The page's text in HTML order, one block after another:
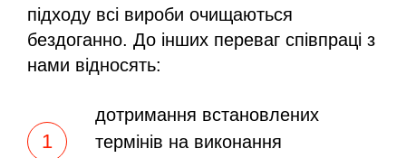
підходу всі вироби очищаються
бездоганно. До інших переваг співпраці з
нами відносять:
дотримання встановлених
термінів на виконання